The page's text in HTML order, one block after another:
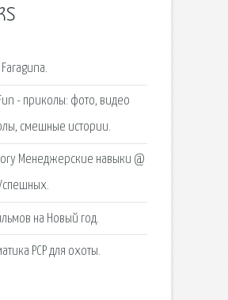
Faraguna.
- приколы: фото, видео
смешные истории.
Менеджерские навыки @
на Новый год.
PCP для охоты.